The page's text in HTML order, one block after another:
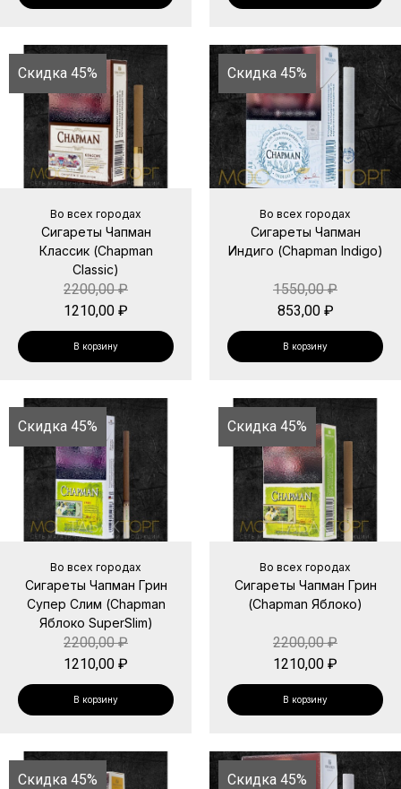
Скидка 45%
Во всех городах
Сигареты Чапман
Классик (Chapman
Classic)
2200,00₽
1210,00 ₽
В корзину
Скидка 45%
Во всех городах
Сигареты Чапман
Индиго (Chapman Indigo)
1550,00₽
853,00 ₽
В корзину
Скидка 45%
Во всех городах
Сигареты Чапман Грин
Супер Слим (Chapman
Яблоко SuperSlim)
2200,00₽
1210,00 ₽
В корзину
Скидка 45%
Во всех городах
Сигареты Чапман Грин
(Chapman Яблоко)
2200,00₽
1210,00 ₽
В корзину
Скидка 45% Скидка 45%